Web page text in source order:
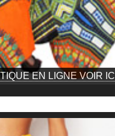
EN LIGNE VOIR ICI